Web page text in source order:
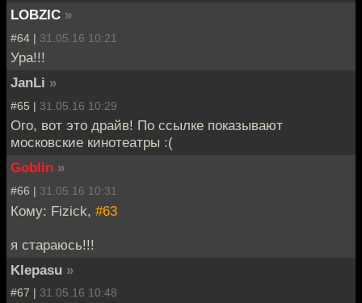
LOBZIC »
#64 | 31.05.16 10:21
Ура!!!
JanLi »
#65 | 31.05.16 10:29
Ого, вот это драйв! По ссылке показывают
московские кинотеатры :(
Goblin »
#66 | 31.05.16 10:31
Кому: Fizick, #63
я стараюсь!!!
Klepasu »
#67 | 31.05.16 10:48